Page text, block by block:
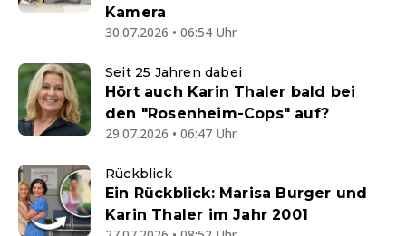
Kamera
30.07.2026 • 06:54 Uhr
Seit 25 Jahren dabei
Hört auch Karin Thaler bald bei
den "Rosenheim-Cops" auf?
29.07.2026 • 06:47 Uhr
Rückblick
Ein Rückblick: Marisa Burger und
Karin Thaler im Jahr 2001